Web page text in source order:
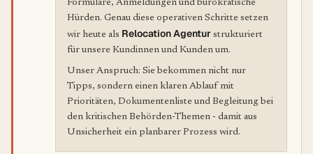
Formulare, Anmeldungen und bürokratische
Hürden. Genau diese operativen Schritte setzen
wir heute als Relocation Agentur strukturiert
für unsere Kundinnen und Kunden um.
Unser Anspruch: Sie bekommen nicht nur
Tipps, sondern einen klaren Ablauf mit
Prioritäten, Dokumentenliste und Begleitung bei
den kritischen Behörden-Themen - damit aus
Unsicherheit ein planbarer Prozess wird.